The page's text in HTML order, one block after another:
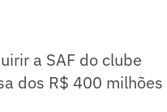
a SAF do clube
dos R$ 400 milhões